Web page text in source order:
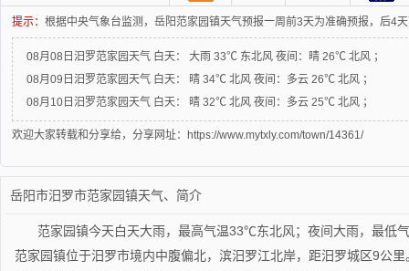
提示： 根据中央气象台监测，岳阳范家园镇天气预报一周前3天为准确预报，后4
08月08日汨罗范家园天气 白天： 大雨 33℃ 东北风 夜间： 晴 26℃ 北风 ；
08月09日汨罗范家园天气 白天： 晴 34℃ 北风 夜间： 多云 26℃ 北风 ；
08月10日汨罗范家园天气 白天： 晴 32℃ 北风 夜间： 多云 25℃ 北风 ；
欢迎大家转载和分享给，分享网址：https://www.mytxly.com/town/14361/
岳阳市汨罗市范家园镇天气、简介
范家园镇今天白天大雨，最高气温33℃东北风；夜间大雨，最低
范家园镇位于汨罗市境内中腹偏北，滨汨罗江北岸，距汨罗城区9公